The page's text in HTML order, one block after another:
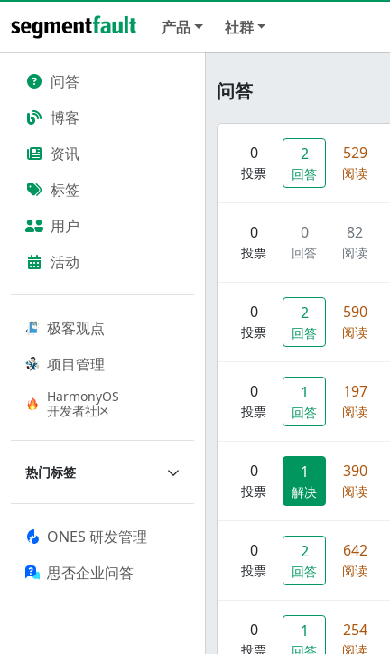
产品 社群
问答
博客
资讯
标签
用户
活动
极客观点
项目管理
HarmonyOS
开发者社区
热门标签
ONES 研发管理
思否企业问答
问答
0
投票
2
回答
529
阅读
0
投票
0
回答
82
阅读
0
投票
2
回答
590
阅读
0
投票
1
回答
197
阅读
0
投票
1
解决
390
阅读
0
投票
2
回答
642
阅读
0
投票
1 254
阅读